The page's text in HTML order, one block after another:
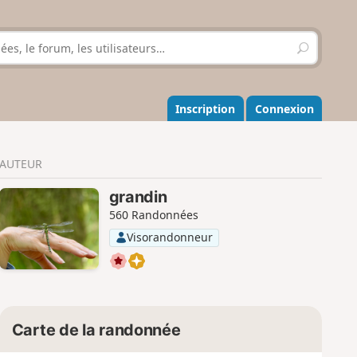
R
e
h
e
r
r
Inscription Connexion
AUTEUR
grandin
560 Randonnées
Visorandonneur
Carte de la randonnée